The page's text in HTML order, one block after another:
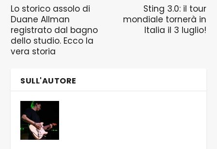
Lo storico assolo di
Duane Allman
registrato dal bagno
dello studio. Ecco la
vera storia
Sting 3.0: il tour
mondiale tornerà in
Italia il 3 luglio!
SULL'AUTORE